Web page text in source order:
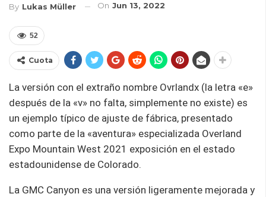
By Lukas Müller On Jun 13, 2022
52
Cuota
La versión con el extraño nombre Ovrlandx (la letra «e»
después de la «v» no falta, simplemente no existe) es
un ejemplo típico de ajuste de fábrica, presentado
como parte de la «aventura» especializada Overland
Expo Mountain West 2021 exposición en el estado
estadounidense de Colorado.
La GMC Canyon es una versión ligeramente mejorada y